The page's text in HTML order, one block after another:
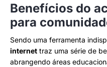
Benefícios do
para
Sendo uma ferramenta
internet traz uma série de
abrangendo áreas